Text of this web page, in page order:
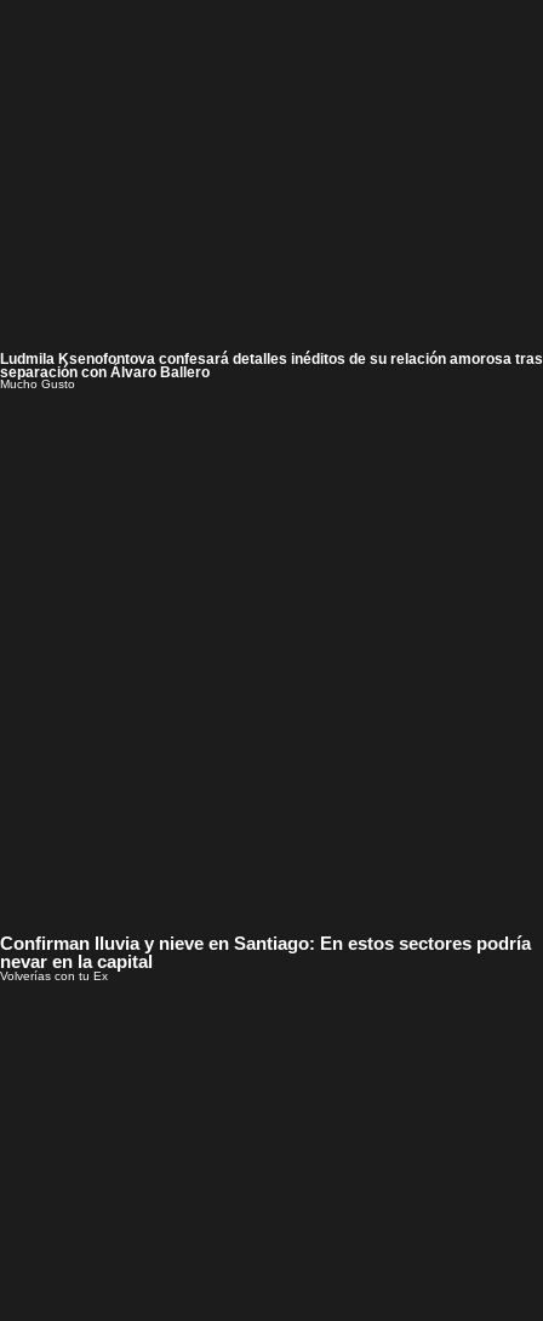
Ludmila Ksenofontova confesará detalles inéditos de su relación amorosa tras
separación con Álvaro Ballero
Mucho Gusto
Confirman lluvia y nieve en Santiago: En estos sectores podría
nevar en la capital
Volverías con tu Ex